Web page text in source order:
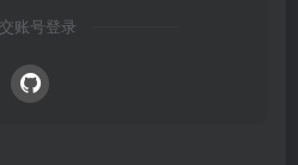
账号登录